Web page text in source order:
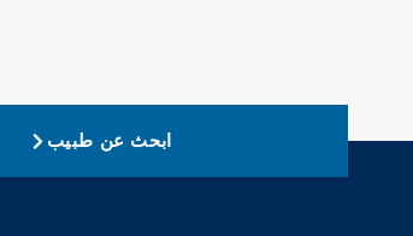
ابحث عن طبيب